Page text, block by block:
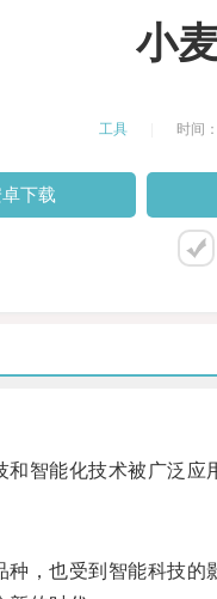
小
工具 时间
下载
智能化技术被广泛应
，也受到智能科技的